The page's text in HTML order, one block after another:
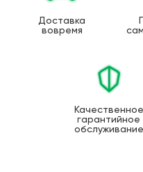
Доставка
вовремя
Качественное
гарантийное
обслуживание